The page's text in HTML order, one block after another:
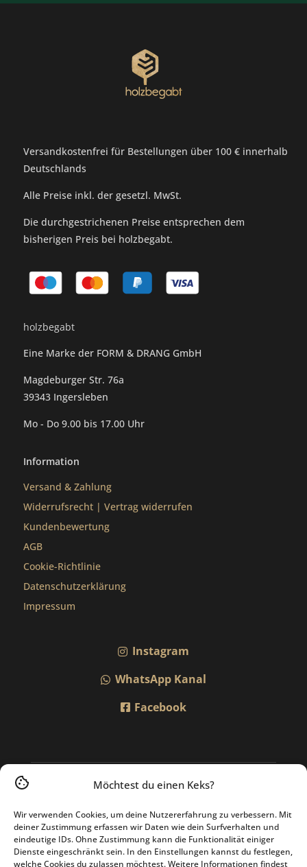
Möchtest du einen Keks?
Wir verwenden Cookies, um deine Nutzererfahrung zu verbessern. Mit
deiner Zustimmung erfassen wir Daten wie dein Surfverhalten und
eindeutige IDs. Ohne Zustimmung kann die Funktionalität einiger
Dienste eingeschränkt sein. In den Einstellungen kannst du festlegen,
welche Cookies du zulassen möchtest. Weitere Informationen findest
Versandkostenfrei für Bestellungen über 100 € innerhalb
Deutschlands
Alle Preise inkl. der gesetzl. MwSt.
Die durchgestrichenen Preise entsprechen dem
bisherigen Preis bei holzbegabt.
holzbegabt
Eine Marke der FORM & DRANG GmbH
Magdeburger Str. 76a
39343 Ingersleben
Mo - Do 9.00 bis 17.00 Uhr
Information
Versand & Zahlung
Widerrufsrecht |Vertrag widerrufen
Kundenbewertung
AGB
Cookie-Richtlinie
Datenschutzerklärung
Impressum
Instagram
WhatsApp Kanal
Facebook